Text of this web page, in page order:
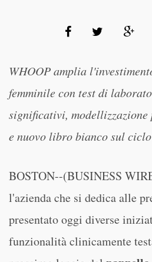
WHOOP amplia
femminile con test di
significativi,
e nuovo libro bianco sul
BOSTON--(BUSINESS
l'azienda che si dedica alle
presentato oggi diverse
funzionalità clinicamente